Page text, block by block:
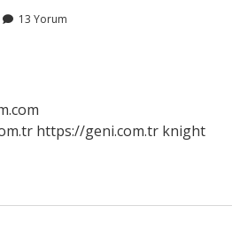
13 Yorum
https://geni.com.tr knight